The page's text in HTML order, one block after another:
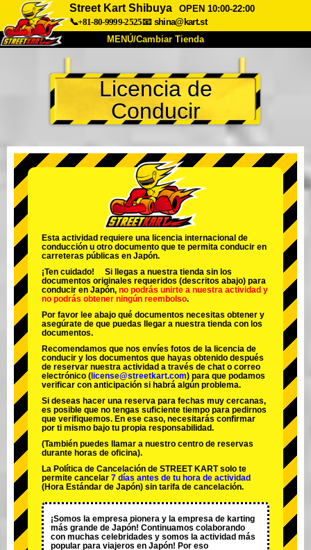
Street Kart Shibuya
OPEN 10:00-22:00
📞+81-80-9999-2525📧 shina@kart.st
MENÚ/Cambiar Tienda
Acerca de Especificaciones Precios
Acceso Testimonios Preguntas Frecuentes
Cambiar Tienda
Tokyo Akihabara#1
Tokyo Akihabara#2
Tokyo Shibuya Annex Tokyo Bay
Tokyo Asakusa
Okinawa
Licencia de
Conducir
Esta actividad requiere una licencia internacional de
conducción u otro documento que te permita conducir en
carreteras públicas en Japón.
¡Ten cuidado! Si llegas a nuestra tienda sin los
documentos originales requeridos (descritos abajo) para
conducir en Japón, no podrás unirte a nuestra actividad y
no podrás obtener ningún reembolso.
Por favor lee abajo qué documentos necesitas obtener y
asegúrate de que puedas llegar a nuestra tienda con los
documentos.
Recomendamos que nos envíes fotos de la licencia de
conducir y los documentos que hayas obtenido después
de reservar nuestra actividad a través de chat o correo
electrónico ( license@streetkart.com) para que podamos
verificar con anticipación si habrá algún problema.
Si deseas hacer una reserva para fechas muy cercanas,
es posible que no tengas suficiente tiempo para pedirnos
que verifiquemos. En ese caso, necesitarás confirmar
por ti mismo bajo tu propia responsabilidad.
(También puedes llamar a nuestro centro de reservas
durante horas de oficina).
La Política de Cancelación de STREET KART solo te
permite cancelar 7 días antes de tu hora de actividad
(Hora Estándar de Japón) sin tarifa de cancelación.
¡Somos la empresa pionera y la empresa de karting
más grande de Japón! Continuamos colaborando
con muchas celebridades y somos la actividad más
popular para viajeros en Japón! Por eso